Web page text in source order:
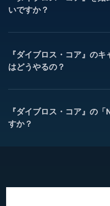
いですか？
『ダイブロス・コア』のキ
はどうやるの？
『ダイブロス・コア』の
すか？